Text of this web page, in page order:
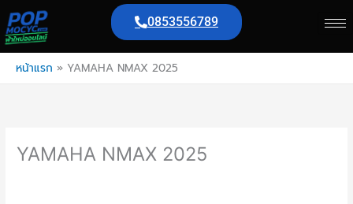
to
content
0853556789
หน้าแรก » YAMAHA NMAX 2025
YAMAHA NMAX 2025